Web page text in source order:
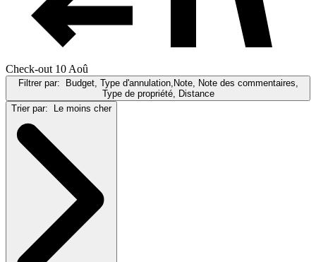
Check-out 10 Aoû
Filtrer par:
Budget, Type d'annulation,Note, Note des commentaires,
Type de propriété, Distance
Trier par:
Le moins cher